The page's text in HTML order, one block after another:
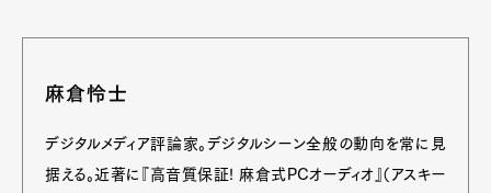
麻倉怜士
デジタルメディア評論家。デジタルシーン全般の動向を常に見
据える。近著に『高音質保証! 麻倉式PCオーディオ』（アスキー